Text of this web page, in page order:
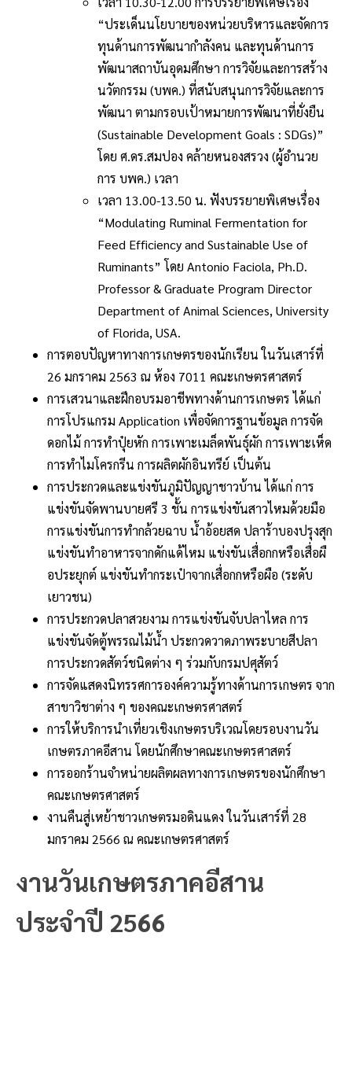
“ประเด็นนโยบายของหน่วยบริหารและจัดการ
ทุนด้านการพัฒนากำลังคน และทุนด้านการ
พัฒนาสถาบันอุดมศึกษา การวิจัยและการสร้าง
นวัตกรรม (บพค.) ที่สนับสนุนการวิจัยและการ
พัฒนา ตามกรอบเป้าหมายการพัฒนาที่ยั่งยืน
(Sustainable Development Goals : SDGs)”
โดย ศ.ดร.สมปอง คล้ายหนองสรวง (ผู้อำนวย
การ บพค.) เวลา
เวลา 13.00-13.50 น. ฟังบรรยายพิเศษเรื่อง
“Modulating Ruminal Fermentation for
Feed Efficiency and Sustainable Use of
Ruminants” โดย Antonio Faciola, Ph.D.
Professor & Graduate Program Director
Department of Animal Sciences, University
of Florida, USA.
การตอบปัญหาทางการเกษตรของนักเรียน ในวันเสาร์ที่
26 มกราคม 2563 ณ ห้อง 7011 คณะเกษตรศาสตร์
การเสวนาและฝึกอบรมอาชีพทางด้านการเกษตร ได้แก่
การโปรแกรม Application เพื่อจัดการฐานข้อมูล การจัด
ดอกไม้ การทำปุ๋ยหัก การเพาะเมล็ดพันธุ์ผัก การเพาะเห็ด
การทำไมโครกรีน การผลิตผักอินทรีย์ เป็นต้น
การประกวดและแข่งขันภูมิปัญญาชาวบ้าน ได้แก่ การ
แข่งขันจัดพานบายศรี 3 ชั้น การแข่งขันสาวไหมด้วยมือ
การแข่งขันการทำกล้วยฉาบ น้ำอ้อยสด ปลาร้าบองปรุงสุก
แข่งขันทำอาหารจากดักแด้ไหม แข่งขันเสื่อกกหรือเสื่อผื
อประยุกต์ แข่งขันทำกระเป๋าจากเสื่อกกหรือผือ (ระดับ
เยาวชน)
การประกวดปลาสวยงาม การแข่งขันจับปลาไหล การ
แข่งขันจัดตู้พรรณไม้น้ำ ประกวดวาดภาพระบายสีปลา
การประกวดสัตว์ชนิดต่าง ๆ ร่วมกับกรมปศุสัตว์
การจัดแสดงนิทรรศการองค์ความรู้ทางด้านการเกษตร จาก
สาขาวิชาต่าง ๆ ของคณะเกษตรศาสตร์
การให้บริการนำเที่ยวเชิงเกษตรบริเวณโดยรอบงานวัน
เกษตรภาคอีสาน โดยนักศึกษาคณะเกษตรศาสตร์
การออกร้านจำหน่ายผลิตผลทางการเกษตรของนักศึกษา
คณะเกษตรศาสตร์
งานคืนสู่เหย้าชาวเกษตรมอดินแดง ในวันเสาร์ที่ 28
มกราคม 2566 ณ คณะเกษตรศาสตร์
งานวันเกษตรภาคอีสาน
ประจำปี 2566